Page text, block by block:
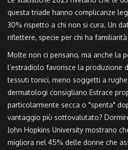
questa triade hanno complicanze
30% rispetto a chi non si cura. Un
riflettere, specie per chi ha
Molte non ci pensano, ma anche la
l’estradiolo favorisce la produzione
tessuti tonici, meno soggetti a
dermatologi consigliano Estrace
particolarmente secca o "spenta"
vantaggio più sottovalutato?
John Hopkins University mostrano
migliora nel 45% delle donne che